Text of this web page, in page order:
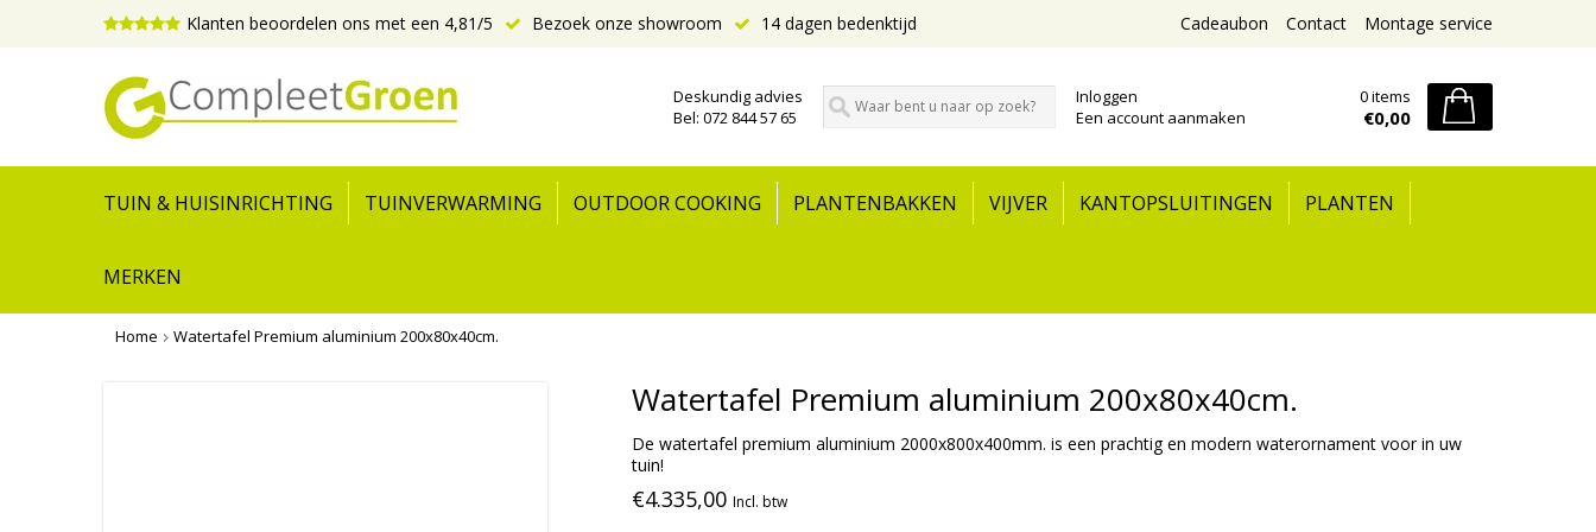
Klanten beoordelen ons met een 4,81/5 Bezoek onze showroom 14 dagen bedenktijd Montage service
Contact
Cadeaubon
Deskundig advies
Bel: 072 844 57 65
Inloggen
Een account aanmaken
0 items
€0,00
TUIN & HUISINRICHTING TUINVERWARMING OUTDOOR COOKING PLANTENBAKKEN VIJVER KANTOPSLUITINGEN PLANTEN
MERKEN
Home Watertafel Premium aluminium 200x80x40cm.
Watertafel Premium aluminium 200x80x40cm.
De watertafel premium aluminium 2000x800x400mm. is een prachtig en modern waterornament voor in uw
tuin!
€4.335,00 Incl. btw